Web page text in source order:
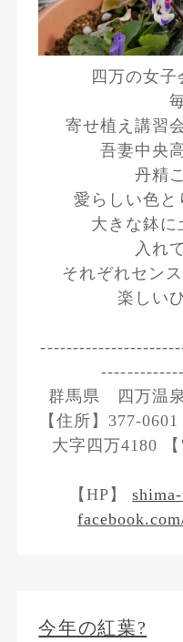
四万の女
寄せ植え講習
吾妻中央
丹精
愛らしい色
大きな鉢に
入れ
それぞれセン
楽しい
群馬県 四万温
【住所】377-
大字四万4180
【HP】
今年の紅葉?